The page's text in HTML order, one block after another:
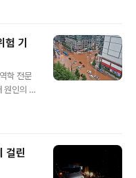
주 많
서 어느
사계절?
는 것을
도록 만
하기보다
도록 돕
기
학 전문
원인의 위
데이터
적으로
을 완벽
걸린